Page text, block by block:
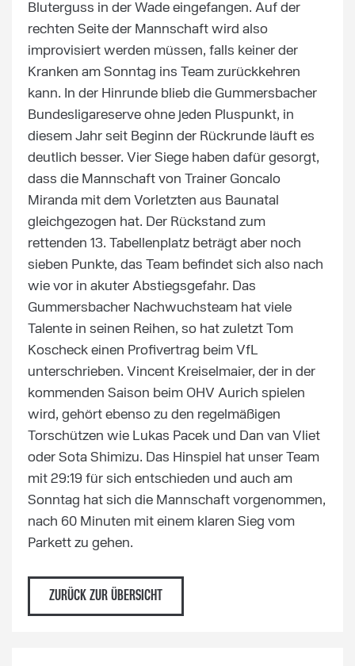
Bluterguss in der Wade eingefangen. Auf der
rechten Seite der Mannschaft wird also
improvisiert werden müssen, falls keiner der
Kranken am Sonntag ins Team zurückkehren
kann. In der Hinrunde blieb die Gummersbacher
Bundesligareserve ohne jeden Pluspunkt, in
diesem Jahr seit Beginn der Rückrunde läuft es
deutlich besser. Vier Siege haben dafür gesorgt,
dass die Mannschaft von Trainer Goncalo
Miranda mit dem Vorletzten aus Baunatal
gleichgezogen hat. Der Rückstand zum
rettenden 13. Tabellenplatz beträgt aber noch
sieben Punkte, das Team befindet sich also nach
wie vor in akuter Abstiegsgefahr. Das
Gummersbacher Nachwuchsteam hat viele
Talente in seinen Reihen, so hat zuletzt Tom
Koscheck einen Profivertrag beim VfL
unterschrieben. Vincent Kreiselmaier, der in der
kommenden Saison beim OHV Aurich spielen
wird, gehört ebenso zu den regelmäßigen
Torschützen wie Lukas Pacek und Dan van Vliet
oder Sota Shimizu. Das Hinspiel hat unser Team
mit 29:19 für sich entschieden und auch am
Sonntag hat sich die Mannschaft vorgenommen,
nach 60 Minuten mit einem klaren Sieg vom
Parkett zu gehen.
ZURÜCK ZUR ÜBERSICHT